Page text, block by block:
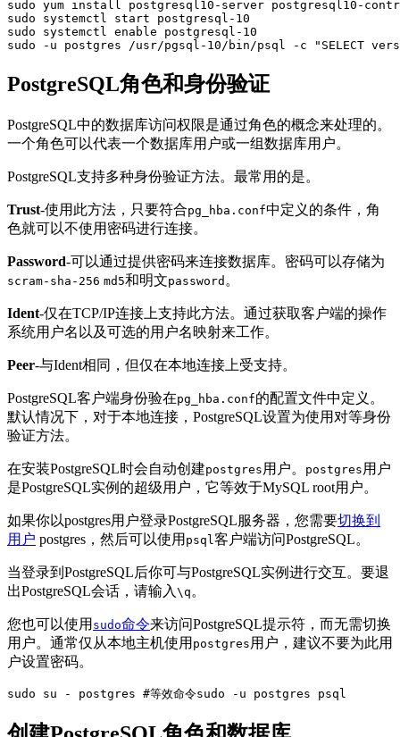
sudo yum install postgresql10-server postgresql10-
sudo systemctl start postgresql-10
sudo systemctl enable postgresql-10
sudo -u postgres /usr/pgsql-10/bin/psql -c "SELECT
PostgreSQL角色和身份验证
PostgreSQL中的数据库访问权限是通过角色的概念来处理的。
一个角色可以代表一个数据库用户或一组数据库用户。
PostgreSQL支持多种身份验证方法。最常用的是。
Trust-使用此方法，只要符合pg_hba.conf中定义的条件，角
色就可以不使用密码进行连接。
Password-可以通过提供密码来连接数据库。密码可以存储为
scram-sha-256 md5和明文password 。
Ident-仅在TCP/IP连接上支持此方法。通过获取客户端的操作
系统用户名以及可选的用户名映射来工作。
Peer-与Ident相同，但仅在本地连接上受支持。
PostgreSQL客户端身份验在pg_hba.conf的配置文件中定义。
默认情况下，对于本地连接，PostgreSQL设置为使用对等身份
验证方法。
在安装PostgreSQL时会自动创建postgres 用户。 postgres 用户
是PostgreSQL实例的超级用户，它等效于MySQL root用户。
如果你以postgres用户登录PostgreSQL服务器，您需要切换到
用户 postgres，然后可以使用 psql 客户端访问PostgreSQL。
当登录到PostgreSQL后你可与PostgreSQL实例进行交互。要退
出PostgreSQL会话，请输入 \q 。
您也可以使用 sudo命令来访问PostgreSQL提示符，而无需切换
用户。通常仅从本地主机使用 postgres 用户，建议不要为此用
户设置密码。
sudo su - postgres #等效命令sudo -u postgres psql